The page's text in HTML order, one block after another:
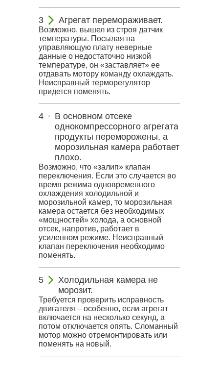
Агрегат перемораживает.
Возможно, вышел из строя датчик
температуры. Посылая на
управляющую плату неверные
данные о недостаточно низкой
температуре, он «заставляет» ее
отдавать мотору команду охлаждать.
Неисправный терморегулятор
придется поменять.
В основном отсеке
однокомпрессорного агрегата
продукты переморожены, а
морозильная камера работает
плохо.
Возможно, что «залип» клапан
переключения. Если это случается во
время режима одновременного
охлаждения холодильной и
морозильной камер, то морозильная
камера остается без необходимых
«мощностей» холода, а основной
отсек, напротив, работает в
усиленном режиме. Неисправный
клапан переключения необходимо
поменять.
Холодильная камера не
морозит.
Требуется проверить исправность
двигателя – особенно, если агрегат
включается на несколько секунд, а
потом отключается опять. Сломанный
мотор можно отремонтировать или
поменять на новый.